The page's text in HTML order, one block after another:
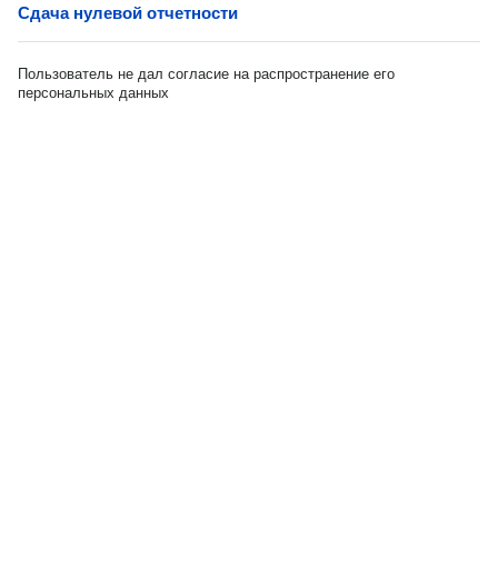
Сдача нулевой отчетности
Пользователь не дал согласие на распространение его
персональных данных